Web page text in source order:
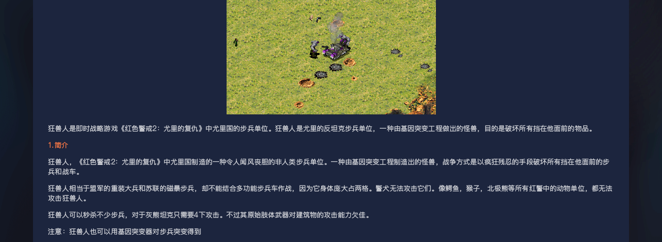
狂兽人是即时战略游戏《红色警戒2：尤里的复仇》中尤里国的步兵单位。狂兽人是尤里的反坦克步兵单位，一种由基因突变工程做出的怪兽，目的是破坏所有挡在他面前的物品。
1.简介
狂兽人，《红色警戒2：尤里的复仇》中尤里国制造的一种令人闻风丧胆的非人类步兵单位。一种由基因突变工程制造出的怪兽，战争方式是以疯狂残忍的手段破坏所有挡在他面前的步
兵和战车。
狂兽人相当于盟军的重装大兵和苏联的磁暴步兵，却不能结合多功能步兵车作战，因为它身体庞大占两格。警犬无法攻击它们。像鳄鱼，猴子，北极熊等所有红警中的动物单位，都无法
攻击狂兽人。
狂兽人可以秒杀不少步兵，对于灰熊坦克只需要4下攻击。不过其原始肢体武器对建筑物的攻击能力欠佳。
注意：狂兽人也可以用基因突变器对步兵突变得到